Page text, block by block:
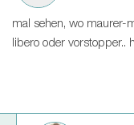
mal sehen, wo maurer-
libero oder vorstopper..